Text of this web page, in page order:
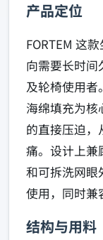
产品定位
FORTEM 这
向需要长时间
及轮椅使用者
海绵填充为核
的直接压迫，
痛。设计上兼
和可拆洗网眼
使用，同时兼
结构与用料